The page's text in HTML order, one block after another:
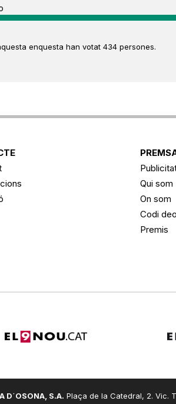
enquesta han votat 434 persones.
Qui som
On som
Codi
Premis
D´OSONA, S.A. Plaça de la Catedral, 2. Vic.